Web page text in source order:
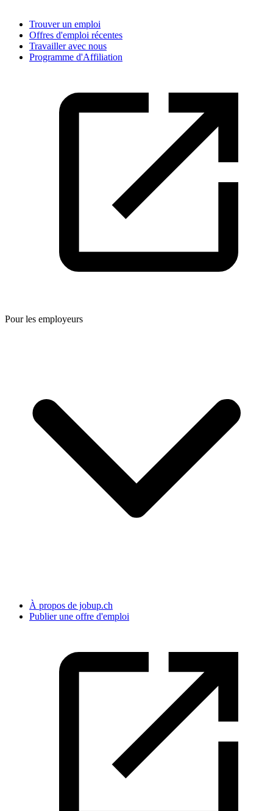
Trouver un emploi
Offres d'emploi récentes
Travailler avec nous
Programme d'Affiliation
Pour les employeurs
À propos de jobup.ch
Publier une offre d'emploi